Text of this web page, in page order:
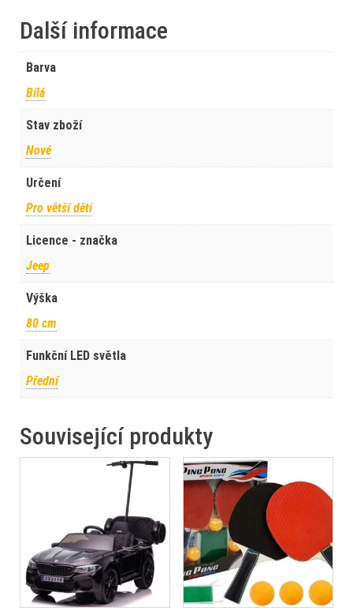
Další informace
Barva
Bílá
Stav zboží
Nové
Určení
Pro větší děti
Licence - značka
Jeep
Výška
80 cm
Funkční LED světla
Přední
Související produkty